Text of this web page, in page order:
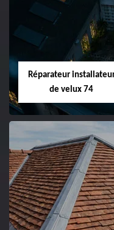
Réparateur
de velux 74